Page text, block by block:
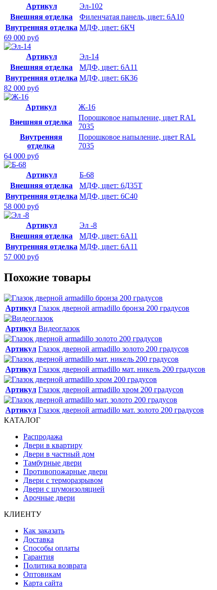
Артикул
Эл-102
Внешняя отделка
Филенчатая панель, цвет: 6А10
Внутренняя отделка МДФ, цвет: 6КЧ
69 000 руб
Артикул
Эл-14
Внешняя отделка
МДФ, цвет: 6А11
Внутренняя отделка МДФ, цвет: 6К36
82 000 руб
Артикул
Ж-16
Внешняя отделка
Порошковое напыление, цвет RAL
7035
Внутренняя
отделка
Порошковое напыление, цвет RAL
7035
64 000 руб
Артикул
Б-68
Внешняя отделка
МДФ, цвет: 6Д35Т
Внутренняя отделка МДФ, цвет: 6С40
58 000 руб
Артикул
Эл -8
Внешняя отделка
МДФ, цвет: 6А11
Внутренняя отделка МДФ, цвет: 6А11
57 000 руб
Похожие товары
Артикул Глазок дверной armadillo бронза 200 градусов
Артикул Видеоглазок
Артикул Глазок дверной armadillo золото 200 градусов
Артикул Глазок дверной armadillo мат. никель 200 градусов
Артикул Глазок дверной armadillo хром 200 градусов
Артикул Глазок дверной armadillo мат. золото 200 градусов
КАТАЛОГ
Распродажа
Двери в квартиру
Двери в частный дом
Тамбурные двери
Противопожарные двери
Двери с терморазрывом
Двери с шумоизоляцией
Арочные двери
КЛИЕНТУ
Как заказать
Доставка
Способы оплаты
Гарантия
Политика возврата
Оптовикам
Карта сайта